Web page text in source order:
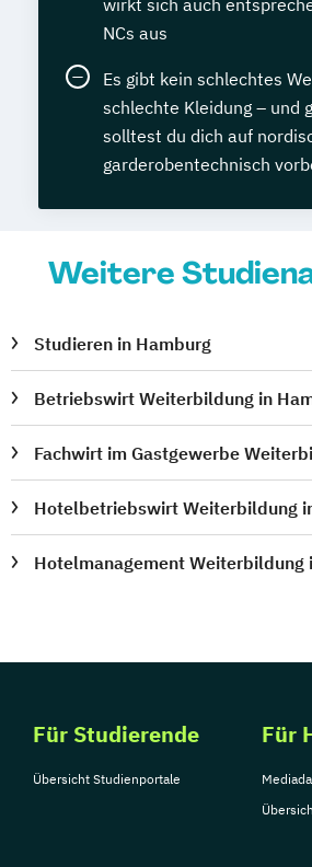
NCs aus
Es gibt kein schlechtes
schlechte Kleidung – und
solltest du dich auf
garderobentechnisch
Weitere
Studieren in Hamburg
Betriebswirt Weiterbildung in
Fachwirt im Gastgewerbe
Hotelbetriebswirt Weiterbildung
Hotelmanagement Weiterbildung
Für Studierende
Übersicht Studienportale
Für